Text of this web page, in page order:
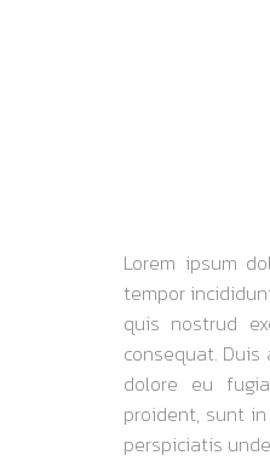
Lorem ipsum
tempor
quis nostrud
consequat.
dolore eu
proident, sunt
perspiciatis